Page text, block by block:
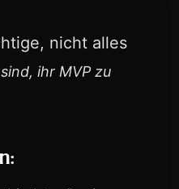
nicht alles
ihr MVP zu